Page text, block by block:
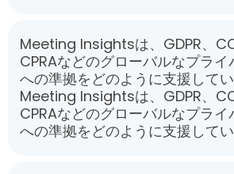
Meeting Insightsは、GDPR、
CPRAなどのグローバルなプライ
への準拠をどのように支援して
Meeting Insightsは、GDPR、
CPRAなどのグローバルなプライ
への準拠をどのように支援して